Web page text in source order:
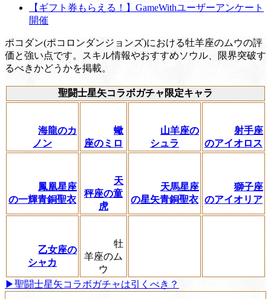
【ギフト券もらえる！】GameWithユーザーアンケート
開催
ポコダン(ポコロンダンジョンズ)における牡羊座のムウの評
価と強い点です。スキル情報やおすすめソウル、限界突破す
るべきかどうかを掲載。
聖闘士星矢コラボガチャ限定キャラ
海龍のカ
ノン
蠍
座のミロ
山羊座の
シュラ
射手座
のアイオロス
鳳凰星座
の一輝青銅聖衣
天
秤座の童
虎
天馬星座
の星矢青銅聖衣
獅子座
のアイオリア
乙女座の
シャカ
牡
羊座のム
ウ
▶聖闘士星矢コラボガチャは引くべき？